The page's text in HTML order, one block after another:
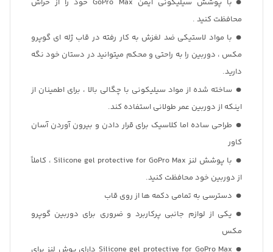
با پوشش سیلیکونی ایمن GoPro Max خود را از خراش
محافظت کنید .
با مواد لاستیکی ضد لغزش به کار رفته در قاب ژله ای گوپرو
مکس ، دوربین را به راحتی و محکم میتوانید در دستان خود نگه
دارید.
ساخته شده از مواد سیلیکونی با چگالی بالا ، برای اطمینان از
اینکه از دوربین عمر طولانی استفاده کند.
طراحی ساده اما کلاسیک برای قرار دادن و بیرون آوردن آسان
کاور
با پوشش لنز Silicone gel protective for GoPro Max ، کاملاً
از دوربین خود محافظت کنید.
دسترسی به تمامی دکمه ها از روی قاب
یکی از لوازم جانبی پرکاربرد و ضروری برای دوربین گوپرو
مکس